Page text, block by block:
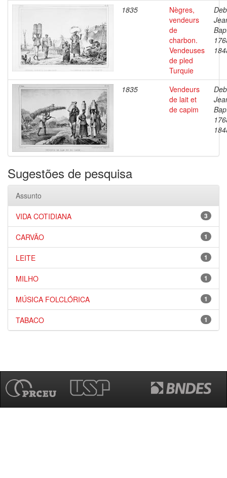
1835
Nègres,
vendeurs
de
charbon.
Vendeuses
de pled
Turquie
1835
Vendeurs
de lait et
de capim
Sugestões de pesquisa
Assunto
3
VIDA COTIDIANA
1
CARVÃO
1
LEITE
1
MILHO
1
MÚSICA FOLCLÓRICA
1
TABACO